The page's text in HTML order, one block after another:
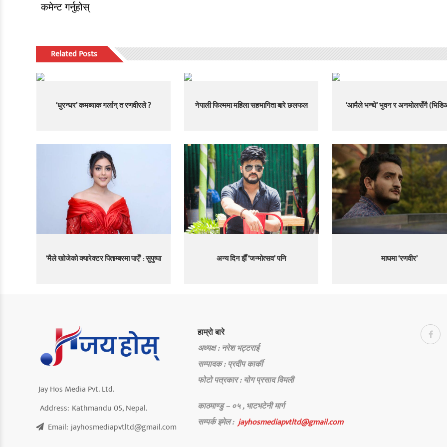
कमेन्ट गर्नुहोस्
Related Posts
‘धुरन्धर’ कमब्याक गर्लान् त रणवीरले ? नेपाली फिल्ममा महिला सहभागिता बारे छलफल ‘आमैले भन्थे’ भुवन र अनमोलसँगै
‘मैले खोजेको क्यारेक्टर पिताम्बरमा पाएँ’ : सुपुष्पा अन्य दिन झैँ ‘जन्मोत्सव’ पनि माघमा ‘रणवीर’
Jay Hos Media Pvt. Ltd.
Address: Kathmandu 05, Nepal.
Email: jayhosmediapvtltd@gmail.com
हाम्रो बारे
अध्यक्ष : नरेश भट्टराई
सम्पादक : प्रदीप कार्की
फोटो पत्रकार : योग प्रसाद विमली
काठमाण्डु – ०५ , भाटभटेनी मार्ग
सम्पर्कइमेल :jayhosmediapvtltd@gmail.com